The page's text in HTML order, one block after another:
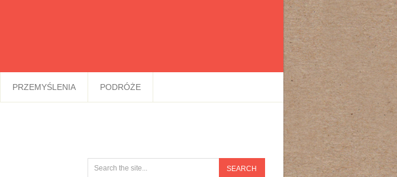
PRZEMYŚLENIA PODRÓŻE